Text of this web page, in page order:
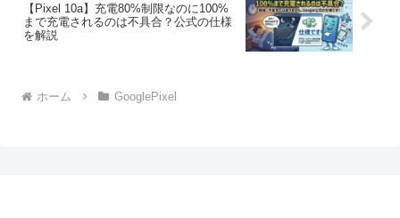
【Pixel 10a】充電80%制限なのに100%
まで充電されるのは不具合？公式の仕様
を解説
ホーム GooglePixel